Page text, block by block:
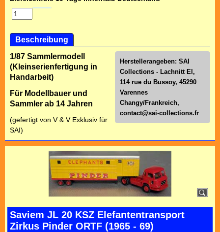
Beschreibung
Herstellerangeben: SAI
Collections - Lachnitt El,
114 rue du Bussoy, 45290
Varennes
Changy/Frankreich,
contact@sai-collections.fr
1/87 Sammlermodell
(Kleinserienfertigung in
Handarbeit)
Für Modellbauer und
Sammler ab 14 Jahren
(gefertigt von V & V Exklusiv für
SAI)
Saviem JL 20 KSZ Elefantentransport
Zirkus Pinder ORTF (1965 - 69)